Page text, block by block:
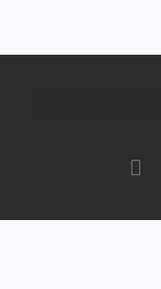
I
n
s
t